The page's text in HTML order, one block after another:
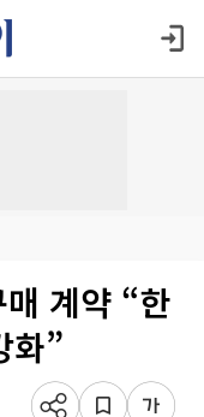
계약 “한
화”